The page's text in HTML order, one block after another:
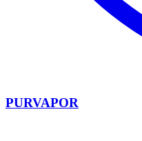
PURVAPOR